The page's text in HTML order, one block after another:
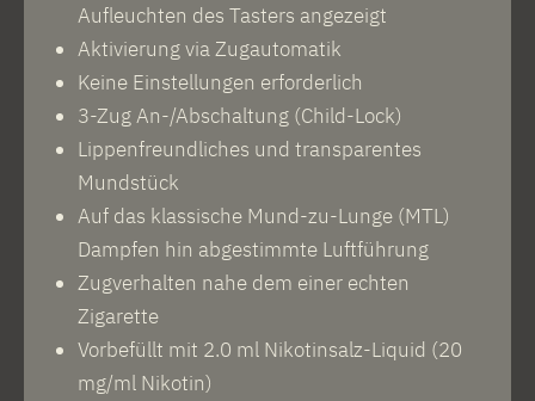
Aufleuchten des Tasters angezeigt
Aktivierung via Zugautomatik
Keine Einstellungen erforderlich
3-Zug An-/Abschaltung (Child-Lock)
Lippenfreundliches und transparentes
Mundstück
Auf das klassische Mund-zu-Lunge (MTL)
Dampfen hin abgestimmte Luftführung
Zugverhalten nahe dem einer echten
Zigarette
Vorbefüllt mit 2.0 ml Nikotinsalz-Liquid (20
mg/ml Nikotin)